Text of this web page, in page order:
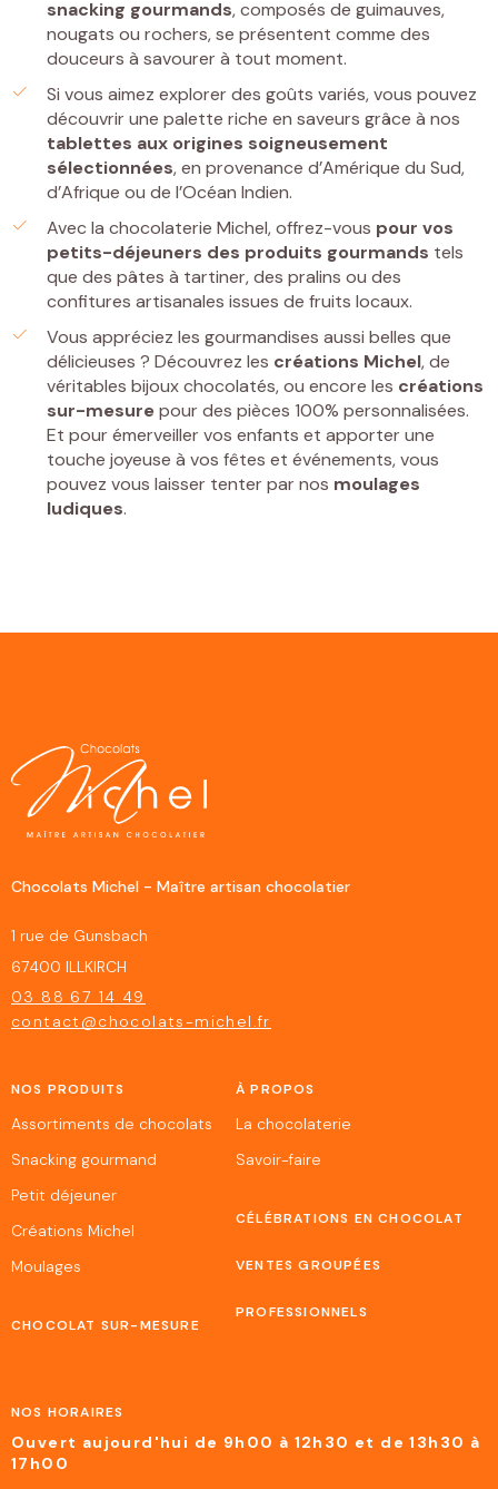
snacking gourmands, composés de guimauves,
nougats ou rochers, se présentent comme des
douceurs à savourer à tout moment.
Si vous aimez explorer des goûts variés, vous pouvez
découvrir une palette riche en saveurs grâce à nos
tablettes aux origines soigneusement
sélectionnées, en provenance d’Amérique du Sud,
d’Afrique ou de l’Océan Indien.
Avec la chocolaterie Michel, offrez-vous pour vos
petits-déjeuners des produits gourmands tels
que des pâtes à tartiner, des pralins ou des
confitures artisanales issues de fruits locaux.
Vous appréciez les gourmandises aussi belles que
délicieuses ? Découvrez les créations Michel, de
véritables bijoux chocolatés, ou encore les créations
sur-mesurepour des pièces 100% personnalisées.
Et pour émerveiller vos enfants et apporter une
touche joyeuse à vos fêtes et événements, vous
pouvez vous laisser tenter par nos moulages
ludiques.
Chocolats Michel - Maître artisan chocolatier
1 rue de Gunsbach
67400 ILLKIRCH
03 88 67 14 49
contact@chocolats-michel.fr
NOS PRODUITS
Assortiments de chocolats
Snacking gourmand
Petit déjeuner
Créations Michel
Moulages
CHOCOLAT SUR-MESURE
À PROPOS
La chocolaterie
Savoir-faire
CÉLÉBRATIONS EN CHOCOLAT
VENTES GROUPÉES
PROFESSIONNELS
NOS HORAIRES
Ouvert aujourd'hui de 9h00 à 12h30 et de 13h30 à
17h00